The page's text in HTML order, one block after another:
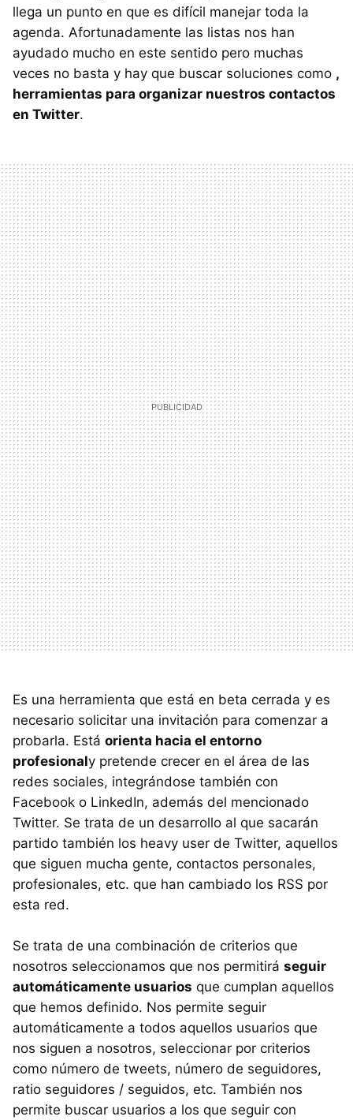
llega un punto en que es difícil manejar toda la
agenda. Afortunadamente las listas nos han
ayudado mucho en este sentido pero muchas
veces no basta y hay que buscar soluciones como ,
herramientas para organizar nuestros contactos
en Twitter.
Es una herramienta que está en beta cerrada y es
necesario solicitar una invitación para comenzar a
probarla. Está orienta hacia el entorno
profesionaly pretende crecer en el área de las
redes sociales, integrándose también con
Facebook o LinkedIn, además del mencionado
Twitter. Se trata de un desarrollo al que sacarán
partido también los heavy user de Twitter, aquellos
que siguen mucha gente, contactos personales,
profesionales, etc. que han cambiado los RSS por
esta red.
Se trata de una combinación de criterios que
nosotros seleccionamos que nos permitirá seguir
automáticamente usuarios que cumplan aquellos
que hemos definido. Nos permite seguir
automáticamente a todos aquellos usuarios que
nos siguen a nosotros, seleccionar por criterios
como número de tweets, número de seguidores,
ratio seguidores / seguidos, etc. También nos
permite buscar usuarios a los que seguir con